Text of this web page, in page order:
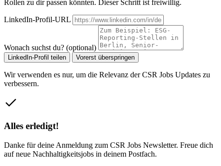
Rollen zu dir passen könnten. Dieser Schritt ist freiwillig.
LinkedIn-Profil-URL
Wonach suchst du? (optional)
LinkedIn-Profil teilen Vorerst überspringen
Wir verwenden es nur, um die Relevanz der CSR Jobs Updates zu
verbessern.
Alles erledigt!
Danke für deine Anmeldung zum CSR Jobs Newsletter. Freue dich
auf neue Nachhaltigkeitsjobs in deinem Postfach.